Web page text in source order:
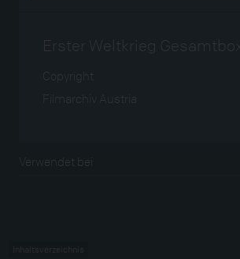
Erster Weltkrieg Gesamtbox
Copyright
Filmarchiv Austria
Verwendet bei